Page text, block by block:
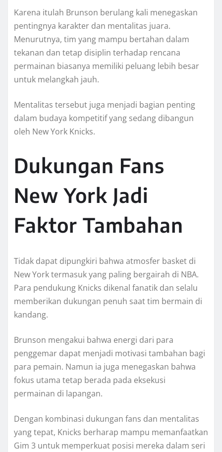
Karena itulah Brunson berulang kali menegaskan
pentingnya karakter dan mentalitas juara.
Menurutnya, tim yang mampu bertahan dalam
tekanan dan tetap disiplin terhadap rencana
permainan biasanya memiliki peluang lebih besar
untuk melangkah jauh.
Mentalitas tersebut juga menjadi bagian penting
dalam budaya kompetitif yang sedang dibangun
oleh New York Knicks.
Dukungan Fans
New York Jadi
Faktor Tambahan
Tidak dapat dipungkiri bahwa atmosfer basket di
New York termasuk yang paling bergairah di NBA.
Para pendukung Knicks dikenal fanatik dan selalu
memberikan dukungan penuh saat tim bermain di
kandang.
Brunson mengakui bahwa energi dari para
penggemar dapat menjadi motivasi tambahan bagi
para pemain. Namun ia juga menegaskan bahwa
fokus utama tetap berada pada eksekusi
permainan di lapangan.
Dengan kombinasi dukungan fans dan mentalitas
yang tepat, Knicks berharap mampu memanfaatkan
Gim 3 untuk memperkuat posisi mereka dalam seri